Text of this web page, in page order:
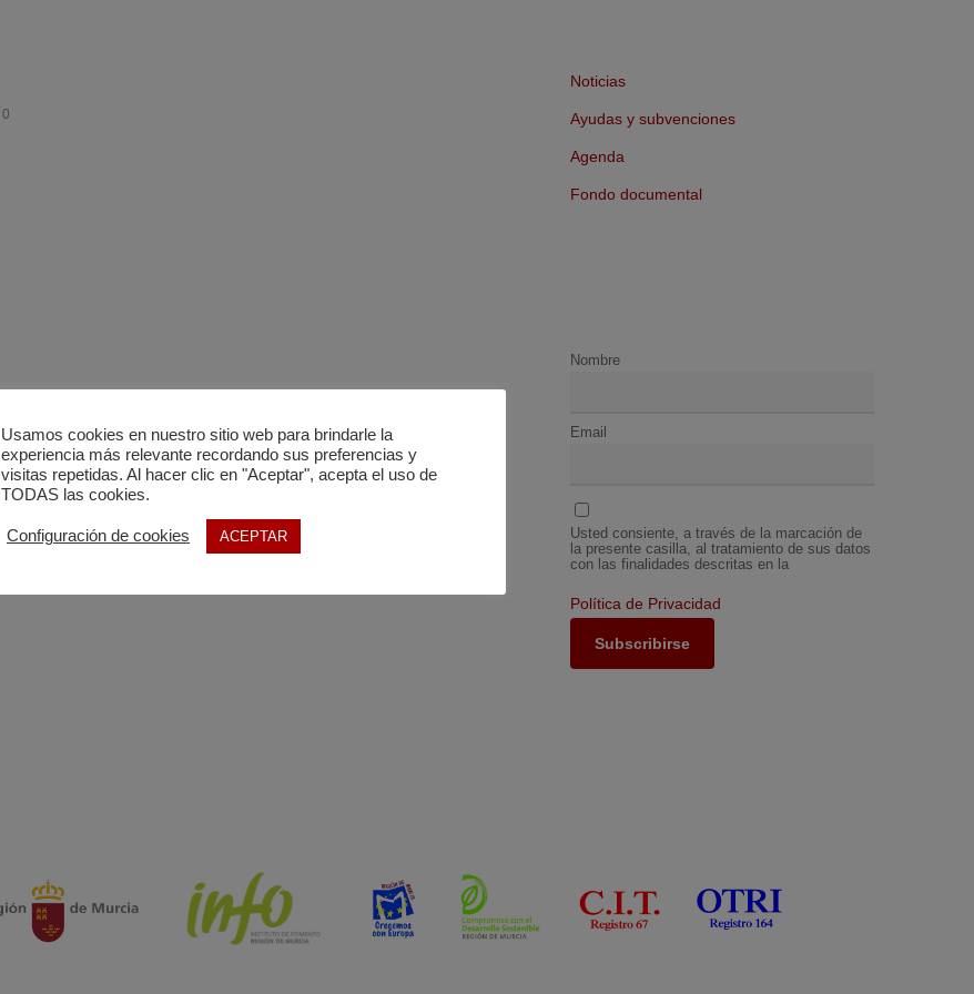
0
Noticias
Ayudas y subvenciones
Agenda
Fondo documental
Nombre
Email
Usted consiente, a través de la marcación de
la presente casilla, al tratamiento de sus datos
con las finalidades descritas en la
Política de Privacidad
Usamos cookies en nuestro sitio web para brindarle la
experiencia más relevante recordando sus preferencias y
visitas repetidas. Al hacer clic en "Aceptar", acepta el uso de
TODAS las cookies.
Configuración de cookies ACEPTAR